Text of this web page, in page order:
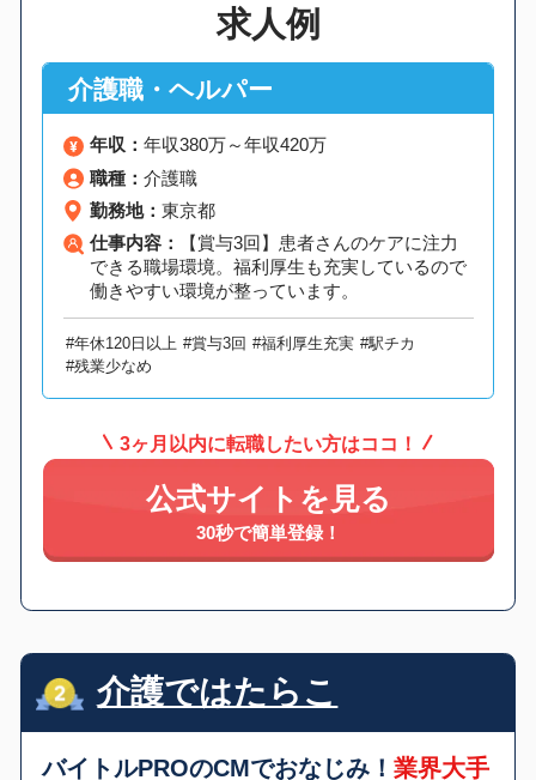
求人例
介護職・ヘルパー
年収： 年収380万～年収420万
職種： 介護職
勤務地： 東京都
仕事内容：
【賞与3回】患者さんのケアに注力
できる職場環境。福利厚生も充実しているので
働きやすい環境が整っています。
#年休120日以上 #賞与3回 #福利厚生充実 #駅チカ
#残業少なめ
3ヶ月以内に転職したい方はココ！
公式サイトを見る
30秒で簡単登録！
介護ではたらこ
バイトルPROのCMでおなじみ！業界大手